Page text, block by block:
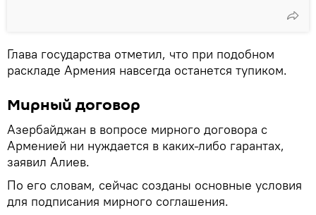
Глава государства отметил, что при подобном
раскладе Армения навсегда останется тупиком.
Мирный договор
Азербайджан в вопросе мирного договора с
Арменией ни нуждается в каких-либо гарантах,
заявил Алиев.
По его словам, сейчас созданы основные условия
для подписания мирного соглашения.